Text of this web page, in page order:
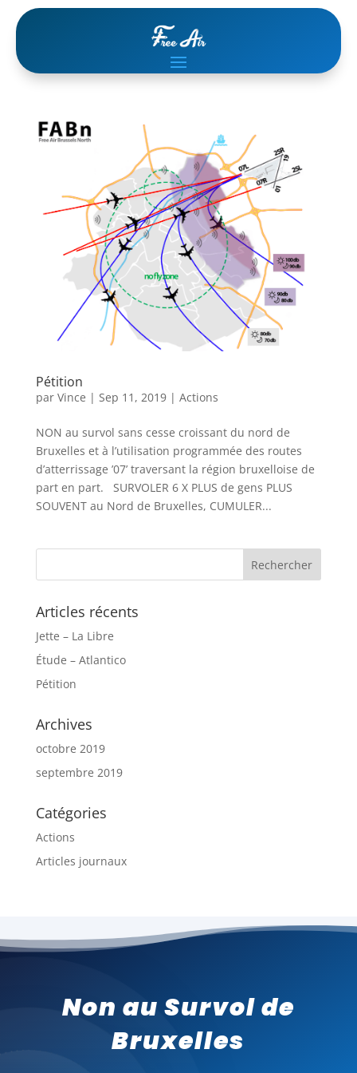
Pétition
par Vince | Sep 11, 2019| Actions
NON au survol sans cesse croissant du nord de
Bruxelles et à l’utilisation programmée des routes
d’atterrissage ’07’ traversant la région bruxelloise de
part en part. SURVOLER 6 X PLUS de gens PLUS
SOUVENT au Nord de Bruxelles, CUMULER...
Articles récents
Jette – La Libre
Étude – Atlantico
Pétition
Archives
octobre 2019
septembre 2019
Catégories
Actions
Articles journaux
Non au Survol de
Bruxelles